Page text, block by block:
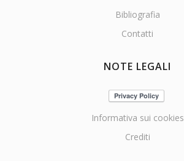
Bibliografia
Contatti
NOTE LEGALI
Informativa sui cookies
Crediti